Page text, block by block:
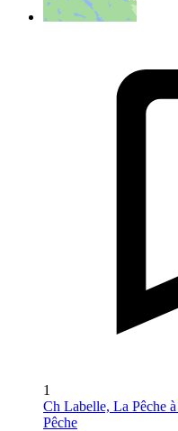
1
Ch Labelle, La Pêche
Pêche